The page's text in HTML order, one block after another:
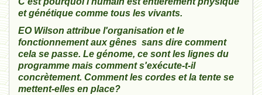
et génétique comme tous les vivants.
EO Wilson attribue l'organisation et le
fonctionnement aux gênes sans dire comment
cela se passe. Le génome, ce sont les lignes du
programme mais comment s'exécute-t-il
concrètement. Comment les cordes et la tente se
mettent-elles en place?